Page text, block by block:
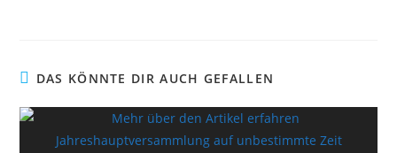
DAS KÖNNTE DIR AUCH GEFALLEN